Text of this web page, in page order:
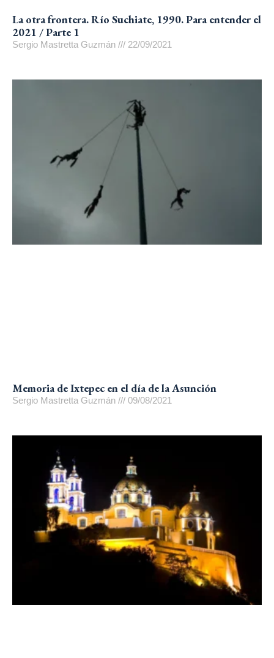
La otra frontera. Río Suchiate, 1990. Para entender el
2021 / Parte 1
Sergio Mastretta Guzmán 22/09/2021
Memoria de Ixtepec en el día de la Asunción
Sergio Mastretta Guzmán 09/08/2021